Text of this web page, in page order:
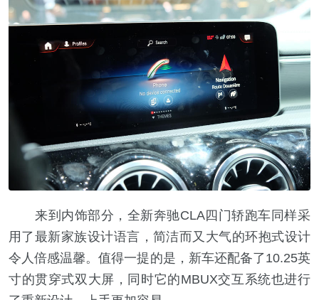
来到内饰部分，全新奔驰CLA四门轿跑车同样采
用了最新家族设计语言，简洁而又大气的环抱式设计
令人倍感温馨。值得一提的是，新车还配备了10.25英
寸的贯穿式双大屏，同时它的MBUX交互系统也进行